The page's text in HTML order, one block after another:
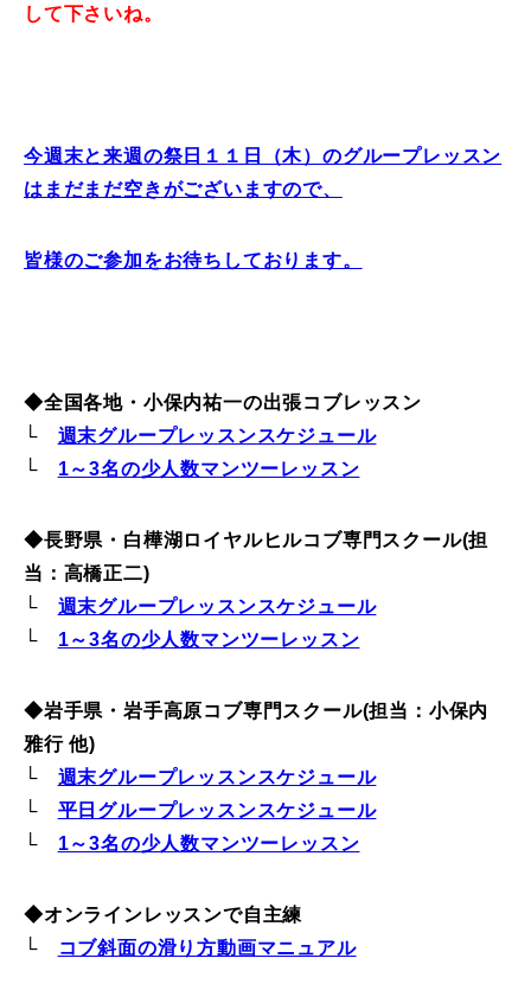
して下さいね。
今週末と来週の祭日１１日（木）のグループレッスン
はまだまだ空きがございますので、
皆様のご参加をお待ちしております。
◆全国各地・小保内祐一の出張コブレッスン
└ 週末グループレッスンスケジュール
└ 1～3名の少人数マンツーレッスン
◆長野県・白樺湖ロイヤルヒルコブ専門スクール(担
当：高橋正二)
└ 週末グループレッスンスケジュール
└ 1～3名の少人数マンツーレッスン
◆岩手県・岩手高原コブ専門スクール(担当：小保内
雅行 他)
└ 週末グループレッスンスケジュール
└ 平日グループレッスンスケジュール
└ 1～3名の少人数マンツーレッスン
◆オンラインレッスンで自主練
└
コブ斜面の滑り方動画マニュアル